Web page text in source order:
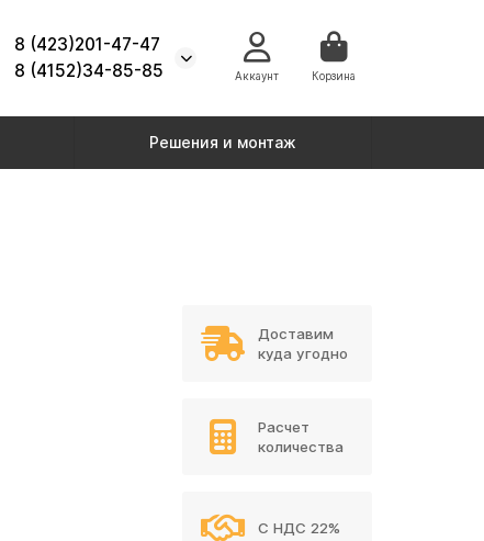
8 (423)201-47-47
8 (4152)34-85-85
Аккаунт Корзина
Решения и монтаж
Доставим
куда угодно
Расчет
количества
С НДС 22%